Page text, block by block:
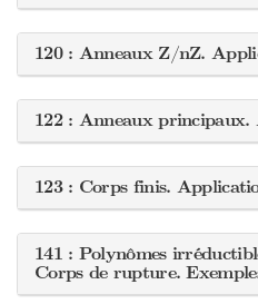
120 : Anneaux Z/nZ.
122 : Anneaux principaux.
123 : Corps finis.
141 : Polynômes
Corps de rupture.